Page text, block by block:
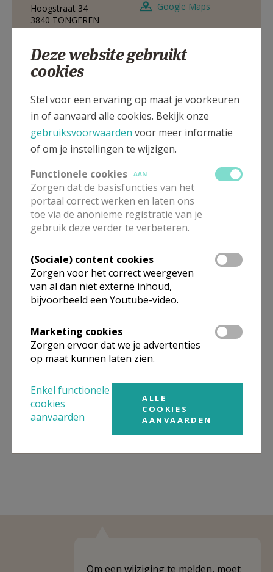
AANMELDEN OF REGISTREREN
Hoogstraat 34
3840 TONGEREN-
BORGLOON
Google Maps
Hoogstraat 34, 3840 TONGEREN-BORGLOON
In deze kerk vinden geen weekendvieringen plaats. Via de
onderstaande lijst kan je het aanbod van kerken in de buurt
raadplegen.
Niet gevonden wat je zocht? Hier vind je
links naar kerken, eventueel van andere
organisaties, in de buurt.
Kerken in of nabij
TONGEREN-
BORGLOON
Om een wijziging te melden, moet
Deze website gebruikt
cookies
Stel voor een ervaring op maat je voorkeuren
in of aanvaard alle cookies. Bekijk onze
gebruiksvoorwaarden voor meer informatie
of om je instellingen te wijzigen.
Functionele cookies
AAN
Zorgen dat de basisfuncties van het
portaal correct werken en laten ons
toe via de anonieme registratie van je
gebruik deze verder te verbeteren.
(Sociale) content cookies
Zorgen voor het correct weergeven
van al dan niet externe inhoud,
bijvoorbeeld een Youtube-video.
Marketing cookies
Zorgen ervoor dat we je advertenties
op maat kunnen laten zien.
Enkel functionele
cookies
aanvaarden
ALLE
COOKIES
AANVAARDEN